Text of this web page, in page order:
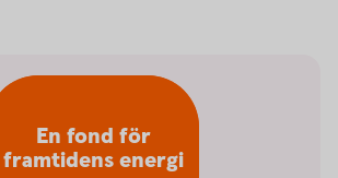
En fond för
framtidens energi